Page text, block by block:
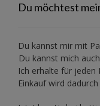
Du möchtest
Du kannst mir mit
Du kannst mich
Ich erhalte für jeden
Einkauf wird